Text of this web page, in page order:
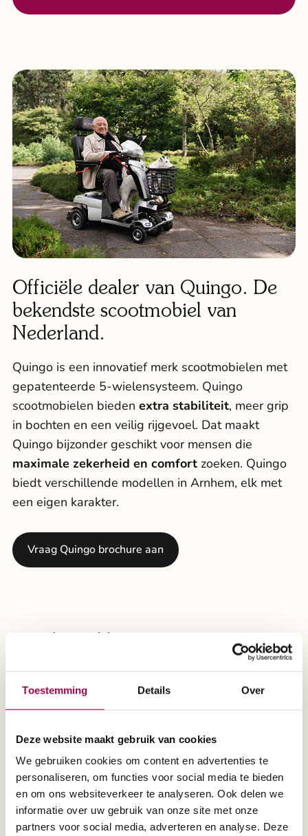
Toestemming Details Over
Deze website maakt gebruik van cookies
We gebruiken cookies om content en advertenties te
personaliseren, om functies voor social media te bieden
en om ons websiteverkeer te analyseren. Ook delen we
informatie over uw gebruik van onze site met onze
partners voor social media, adverteren en analyse. Deze
Officiële dealer van Quingo. De
bekendste scootmobiel van
Nederland.
Quingo is een innovatief merk scootmobielen met
gepatenteerde 5-wielensysteem. Quingo
scootmobielen bieden extra stabiliteit, meer grip
in bochten en een veilig rijgevoel. Dat maakt
Quingo bijzonder geschikt voor mensen die
maximale zekerheid en comfort zoeken. Quingo
biedt verschillende modellen in Arnhem, elk met
een eigen karakter.
Vraag Quingo brochure aan
Veelgestelde vragen
Hoe ziet een bezoek bij scootmobiel
Uw bezoek begint met een persoonlijk gesprek
onder het genot van een kop koffie, zodat wij
uw wensen goed kunnen begrijpen. Samen
bespreken we de mogelijkheden en helpen we
u bij het kiezen van de beste scootmobiel door
Moet ik een afspraak maken om een
showroom van de
Scootmobielspecialist te bezoeken?